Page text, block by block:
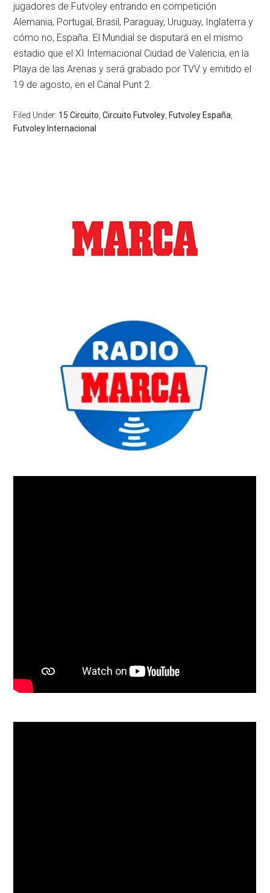
jugadores de Futvoley entrando en competición
Alemania, Portugal, Brasil, Paraguay, Uruguay, Inglaterra y
cómo no, España. El Mundial se disputará en el mismo
estadio que el XI Internacional Ciudad de Valencia, en la
Playa de las Arenas y será grabado por TVV y emitido el
19 de agosto, en el Canal Punt 2.
Filed Under: 15 Circuito ,Circuito Futvoley Futvoley España
Futvoley Internacional